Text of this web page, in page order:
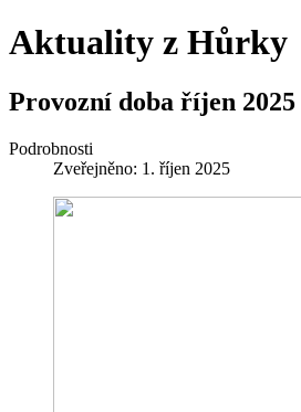
Aktuality z Hůrky
Provozní doba říjen 2025
Podrobnosti
Zveřejněno: 1. říjen 2025